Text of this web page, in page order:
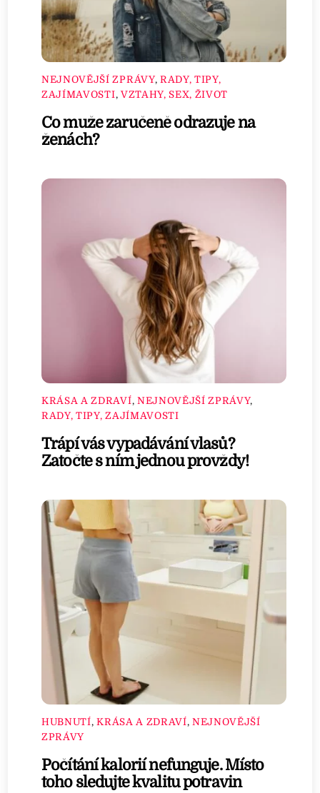
NEJNOVĚJŠÍ ZPRÁVY, RADY, TIPY,
ZAJÍMAVOSTI, VZTAHY, SEX, ŽIVOT
Co muže zaručeně odrazuje na
ženách?
KRÁSA A ZDRAVÍ, NEJNOVĚJŠÍ ZPRÁVY,
RADY, TIPY, ZAJÍMAVOSTI
Trápí vás vypadávání vlasů?
Zatočte s ním jednou provždy!
HUBNUTÍ,KRÁSA A ZDRAVÍ, NEJNOVĚJŠÍ
ZPRÁVY
Počítání kalorií nefunguje. Místo
toho sledujte kvalitu potravin